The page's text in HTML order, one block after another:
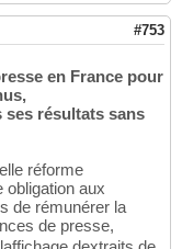
#753
en France pour
ses résultats sans
réforme
obligation aux
de rémunérer la
de presse,